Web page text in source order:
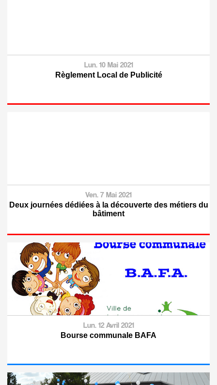
Lun. 10 Mai 2021
Règlement Local de Publicité
Ven. 7 Mai 2021
Deux journées dédiées à la découverte des métiers du
bâtiment
Lun. 12 Avril 2021
Bourse communale BAFA